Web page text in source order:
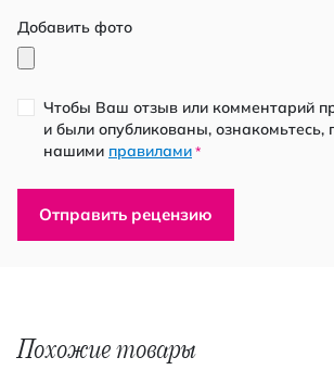
Добавить фото
Чтобы Ваш отзыв или комментарий
и были опубликованы, ознакомьтесь,
нашими правилами *
Отправить рецензию
Похожие товары